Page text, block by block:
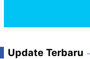
Update Terbaru